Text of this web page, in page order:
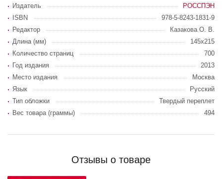
Издатель
РОССПЭН
ISBN
978-5-8243-1831-9
Редактор
Казакова О. В.
Длина (мм)
145х215
Количество страниц
700
Год издания
2013
Место издания
Москва
Язык
Русский
Тип обложки
Твердый переплет
Вес товара (граммы)
494
Отзывы о товаре